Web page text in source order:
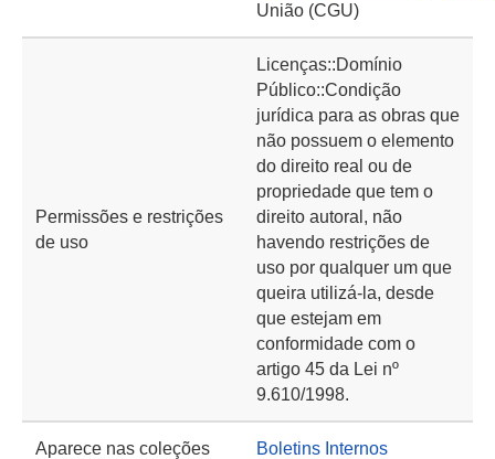
União (CGU)
Permissões e restrições
de uso
Licenças::Domínio
Público::Condição
jurídica para as obras que
não possuem o elemento
do direito real ou de
propriedade que tem o
direito autoral, não
havendo restrições de
uso por qualquer um que
queira utilizá-la, desde
que estejam em
conformidade com o
artigo 45 da Lei nº
9.610/1998.
Aparece nas coleções Boletins Internos